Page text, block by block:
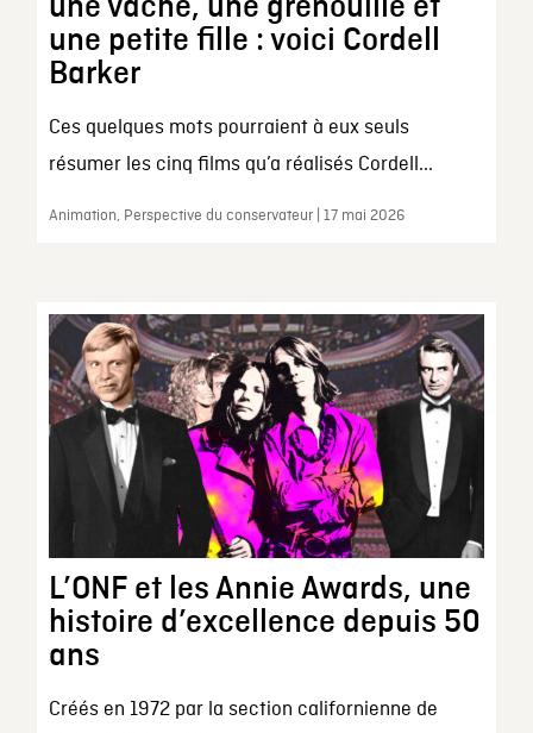
une vache, une grenouille et
une petite fille : voici Cordell
Barker
Ces quelques mots pourraient à eux seuls
résumer les cinq films qu’a réalisés Cordell...
Animation, Perspective du conservateur | 17 mai 2026
L’ONF et les Annie Awards, une
histoire d’excellence depuis 50
ans
Créés en 1972 par la section californienne de